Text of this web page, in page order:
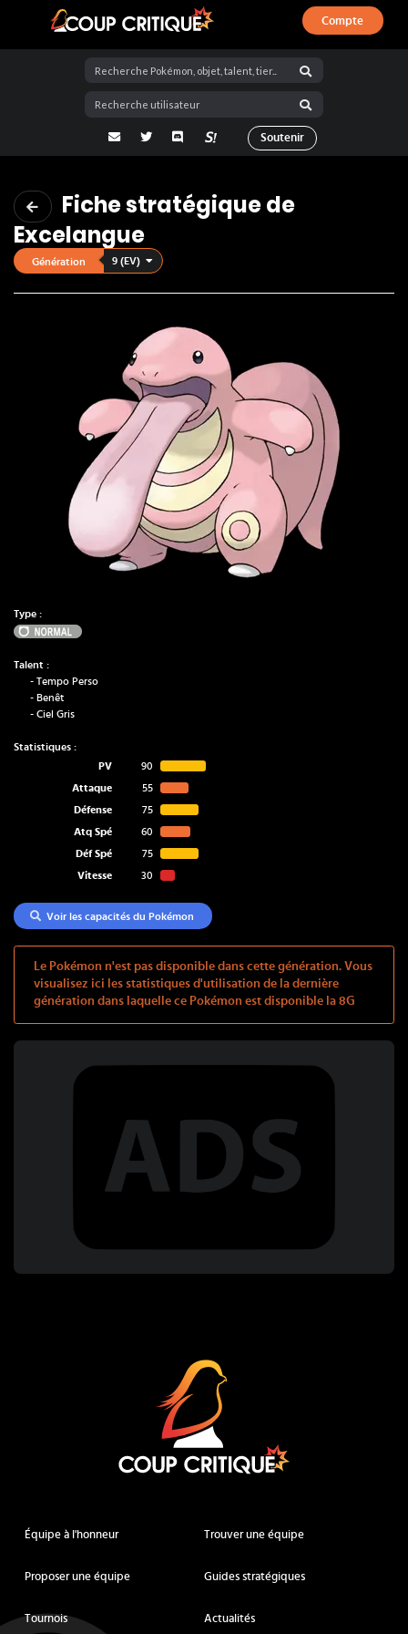
Coup Critique
Compte
adresse email
Twitter Discord La Salty Room sur Pokémon
Soutenir
Fiche stratégique de
Excelangue
Génération 9 (EV)
Type :
Normal
Talent :
- Tempo Perso
- Benêt
- Ciel Gris
Statistiques :
PV
90
Attaque
55
Défense
75
Atq Spé
60
Déf Spé
75
Vitesse
30
Voir les capacités du Pokémon
Le Pokémon n'est pas disponible dans cette génération. Vous
visualisez ici les statistiques d'utilisation de la dernière
génération dans laquelle ce Pokémon est disponible la 8G
Équipe à l'honneur Trouver une équipe
Proposer une équipe Guides stratégiques
Tournois Actualités